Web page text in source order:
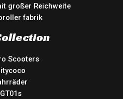
großer Reichweite
fabrik
Scooters
GT01s